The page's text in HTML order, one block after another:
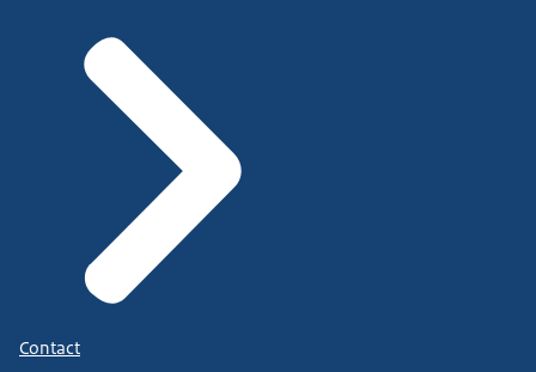
Contact